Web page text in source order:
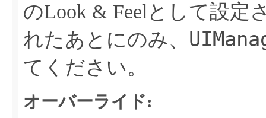
のLook & Feelとして設定
れたあとにのみ、
てください。
オーバーライド: